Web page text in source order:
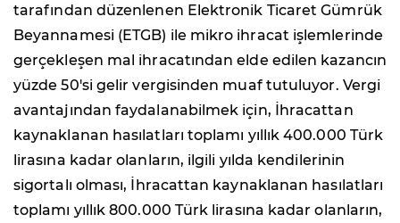
tarafından düzenlenen Elektronik Ticaret Gümrük
Beyannamesi (ETGB) ile mikro ihracat işlemlerinde
gerçekleşen mal ihracatından elde edilen kazancın
yüzde 50'si gelir vergisinden muaf tutuluyor. Vergi
avantajından faydalanabilmek için, İhracattan
kaynaklanan hasılatları toplamı yıllık 400.000 Türk
lirasına kadar olanların, ilgili yılda kendilerinin
sigortalı olması, İhracattan kaynaklanan hasılatları
toplamı yıllık 800.000 Türk lirasına kadar olanların,